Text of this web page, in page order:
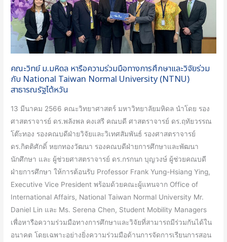
คณะวิทย์ ม.มหิดล หารือความร่วมมือทางการศึกษาและวิจัยร่วม
กับ National Taiwan Normal University (NTNU)
สาธารณรัฐไต้หวัน
13 มีนาคม 2566 คณะวิทยาศาสตร์ มหาวิทยาลัยมหิดล นำโดย รอง
ศาสตราจารย์ ดร.พลังพล คงเสรี คณบดี ศาสตราจารย์ ดร.ฤทัยวรรณ
โต๊ะทอง รองคณบดีฝ่ายวิจัยและวิเทศสัมพันธ์ รองศาสตราจารย์
ดร.กิตติศักดิ์ หยกทองวัฒนา รองคณบดีฝ่ายการศึกษาและพัฒนา
นักศึกษา และ ผู้ช่วยศาสตราจารย์ ดร.กรกนก บุญวงษ์ ผู้ช่วยคณบดี
ฝ่ายการศึกษา ให้การต้อนรับ Professor Frank Yung-Hsiang Ying,
Executive Vice President พร้อมด้วยคณะผู้แทนจาก Office of
International Affairs, National Taiwan Normal University Mr.
Daniel Lin และ Ms. Serena Chen, Student Mobility Managers
เพื่อหารือความร่วมมือทางการศึกษาและวิจัยที่สามารถมีร่วมกันได้ใน
อนาคต โดยเฉพาะอย่างยิ่งความร่วมมือด้านการจัดการเรียนการสอน
ความ
ร่วม
มือ
ทางการ
ศึกษา
และ
วิจัย